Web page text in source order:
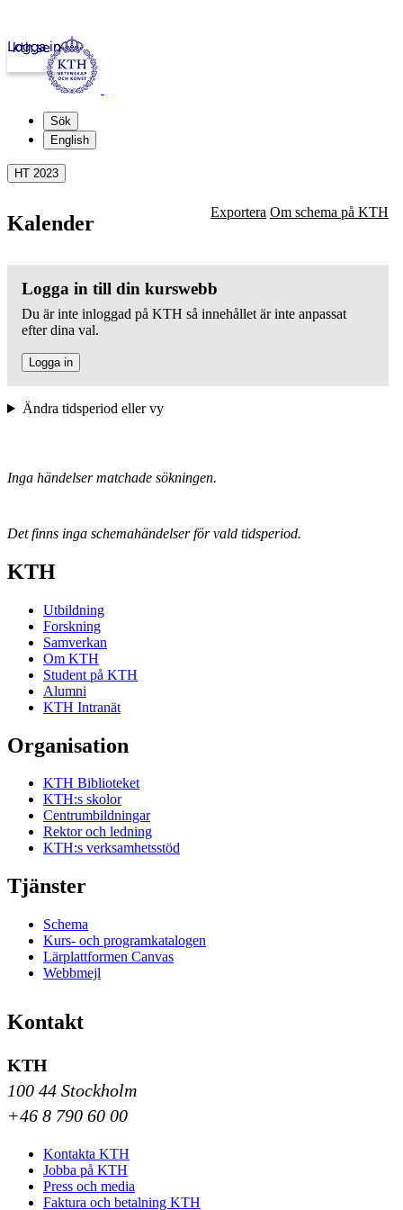
kth.se
Logga in
Sök
English
HT 2023
Kalender Exportera Om schema på KTH
Logga in till din kurswebb
Du är inte inloggad på KTH så innehållet är inte anpassat
efter dina val.
Logga in
Ändra tidsperiod eller vy
Inga händelser matchade sökningen.
Det finns inga schemahändelser för vald tidsperiod.
KTH
Utbildning
Forskning
Samverkan
Om KTH
Student på KTH
Alumni
KTH Intranät
Organisation
KTH Biblioteket
KTH:s skolor
Centrumbildningar
Rektor och ledning
KTH:s verksamhetsstöd
Tjänster
Schema
Kurs- och programkatalogen
Lärplattformen Canvas
Webbmejl
Kontakt
KTH
100 44 Stockholm
+46 8 790 60 00
Kontakta KTH
Jobba på KTH
Press och media
Faktura och betalning KTH